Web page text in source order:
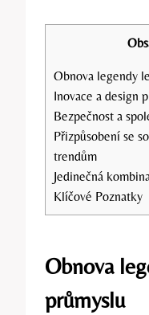
Obnova legendy
Inovace a design
Bezpečnost a
Přizpůsobení se
trendům
Jedinečná
Klíčové Poznatky
Obnova
průmyslu